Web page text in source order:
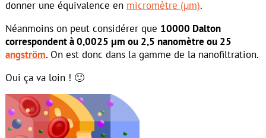
donner une équivalence en micromètre (µm).
Néanmoins on peut considérer que 10000 Dalton
correspondent à 0,0025 µm ou 2,5 nanomètre ou 25
angström. On est donc dans la gamme de la nanofiltration.
Oui ça va loin ! 🙂